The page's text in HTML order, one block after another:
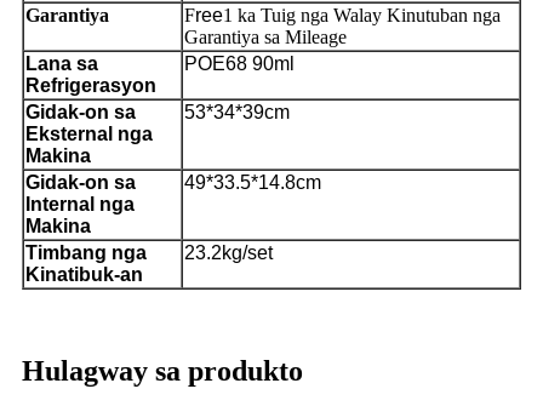
Garantiya
Free1 ka Tuig nga Walay Kinutuban nga
Garantiya sa Mileage
Lana sa
Refrigerasyon
POE68 90ml
Gidak-on sa
Eksternal nga
Makina
53*34*39cm
Gidak-on sa
Internal nga
Makina
49*33.5*14.8cm
Timbang nga
Kinatibuk-an
23.2kg/set
Hulagway sa produkto